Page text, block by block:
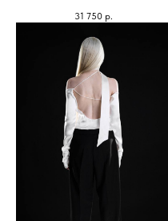
31 750 р.